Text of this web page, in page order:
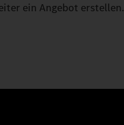
ein Angebot erstellen.